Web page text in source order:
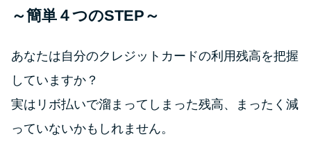
街金とは？絶対審査通る？借金
質屋でお金を借りるには？年利
～簡単４つのSTEP～
あなたは自分のクレジットカードの利用残高を把握
していますか？
実はリボ払いで溜まってしまった残高、まったく減
っていないかもしれません。